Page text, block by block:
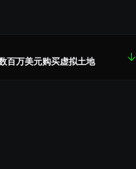
百万美元购买虚拟土地 ↓